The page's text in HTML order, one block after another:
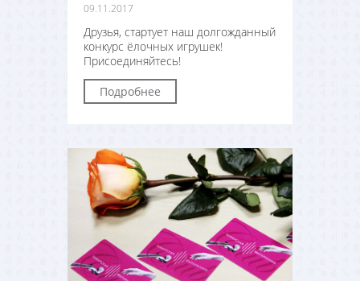
09.11.2017
Друзья, стартует наш долгожданный
конкурс ёлочных игрушек!
Присоединяйтесь!
Подробнее